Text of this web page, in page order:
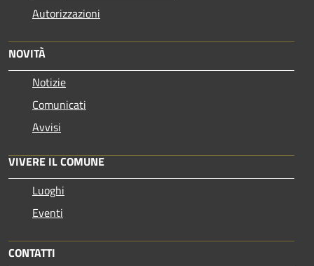
Autorizzazioni
NOVITÀ
Notizie
Comunicati
Avvisi
VIVERE IL COMUNE
Luoghi
Eventi
CONTATTI